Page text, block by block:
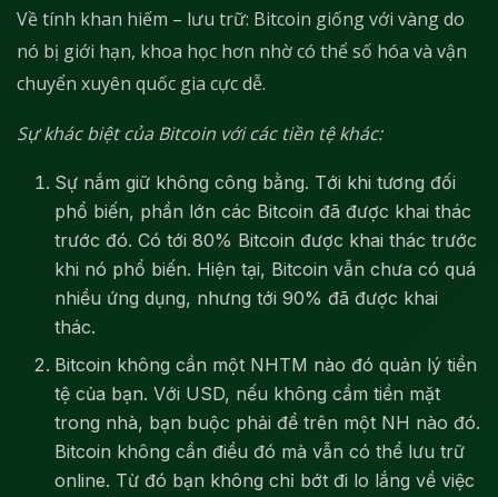
Về tính khan hiếm – lưu trữ: Bitcoin giống với vàng do
nó bị giới hạn, khoa học hơn nhờ có thể số hóa và vận
chuyển xuyên quốc gia cực dễ.
Sự khác biệt của Bitcoin với các tiền tệ khác:
Sự nắm giữ không công bằng. Tới khi tương đối
phổ biến, phần lớn các Bitcoin đã được khai thác
trước đó. Có tới 80% Bitcoin được khai thác trước
khi nó phổ biến. Hiện tại, Bitcoin vẫn chưa có quá
nhiều ứng dụng, nhưng tới 90% đã được khai
thác.
Bitcoin không cần một NHTM nào đó quản lý tiền
tệ của bạn. Với USD, nếu không cầm tiền mặt
trong nhà, bạn buộc phải để trên một NH nào đó.
Bitcoin không cần điều đó mà vẫn có thể lưu trữ
online. Từ đó bạn không chỉ bớt đi lo lắng về việc